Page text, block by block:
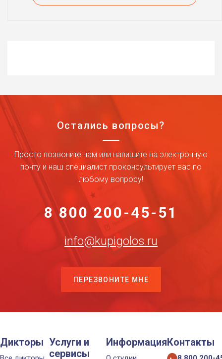
Остались вопросы?
Просто позвоните нам или напишите на электронную
почту и наш специалист проконсультирует вас по
любому вопросу!
8 800 200-45-51
info@kupigolos.ru
ПЕРЕЗВОНИТЕ МНЕ
Дикторы Услуги и
сервисы
ИнформацияКонтакты